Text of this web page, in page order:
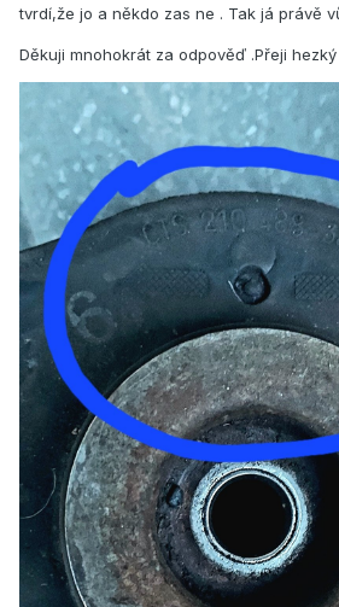
tvrdí,že jo a někdo zas ne . Tak já právě
Děkuji mnohokrát za odpověď .Přeji